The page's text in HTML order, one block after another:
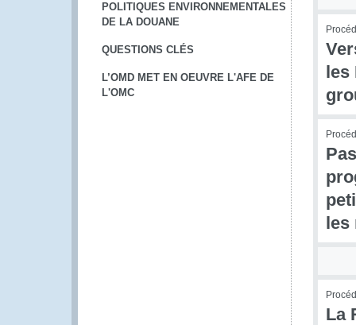
POLITIQUES ENVIRONNEMENTALES
DE LA DOUANE
QUESTIONS CLÉS
L’OMD MET EN OEUVRE L'AFE DE
L'OMC
les
les
La